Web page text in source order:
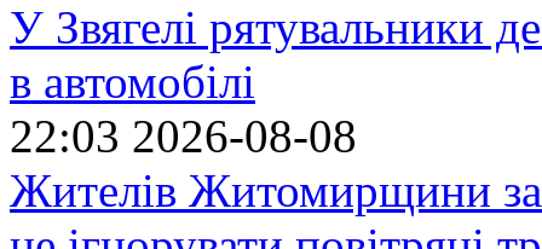
У Звягелі рятувальники
в автомобілі
22:03 2026-08-08
Жителів Житомирщини